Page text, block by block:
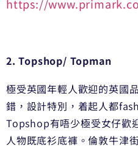
https://
2. Topshop/ Topman
極受英國年輕人歡迎的英國
錯，設計特別，着起人都
Topshop有唔少極受女仔歡
人物既底衫底褲。倫敦牛津